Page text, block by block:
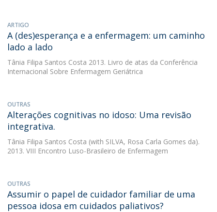
ARTIGO
A (des)esperança e a enfermagem: um caminho
lado a lado
Tânia Filipa Santos Costa 2013. Livro de atas da Conferência
Internacional Sobre Enfermagem Geriátrica
OUTRAS
Alterações cognitivas no idoso: Uma revisão
integrativa.
Tânia Filipa Santos Costa (with SILVA, Rosa Carla Gomes da).
2013. VIII Encontro Luso-Brasileiro de Enfermagem
OUTRAS
Assumir o papel de cuidador familiar de uma
pessoa idosa em cuidados paliativos?